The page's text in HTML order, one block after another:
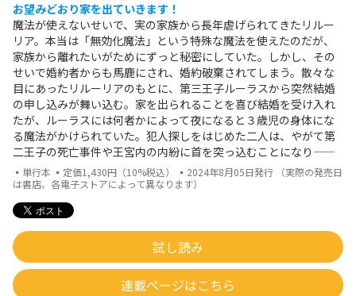
お望みどおり家を出ていきます！
魔法が使えないせいで、実の家族から長年虐げられてきたリルー
リア。本当は「無効化魔法」という特殊な魔法を使えたのだが、
家族から離れたいがためにずっと秘密にしていた。しかし、その
せいで婚約者からも馬鹿にされ、婚約破棄されてしまう。散々な
目にあったリルーリアのもとに、第三王子ルーラスから突然結婚
の申し込みが舞い込む。家を出られることを喜び結婚を受け入れ
たが、ルーラスには何者かによって夜になると３歳児の身体にな
る魔法がかけられていた。犯人探しをはじめた二人は、やがて第
二王子の死亡事件や王宮内の内紛に首を突っ込むことになり――
▪単行本 ▪定価1,430円（10%税込） ▪2024年8月05日発行 （実際の発売日
は書店、各電子ストアによって異なります）
試し読み
連載ページはこちら